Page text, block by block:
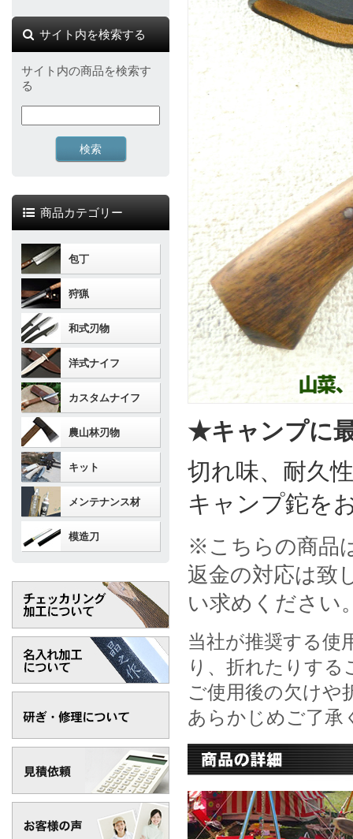
★キャンプに
切れ味、耐久
キャンプ鉈を
※こちらの商品
返金の対応は致
い求めください
当社が推奨する使
り、折れたりす
ご使用後の欠けや
あらかじめご了承
サイト内を検索する
サイト内の商品を検索す
る
商品カテゴリー
包丁
狩猟
和式刃物
洋式ナイフ
カスタムナイフ
農山林刃物
キット
メンテナンス材
模造刀